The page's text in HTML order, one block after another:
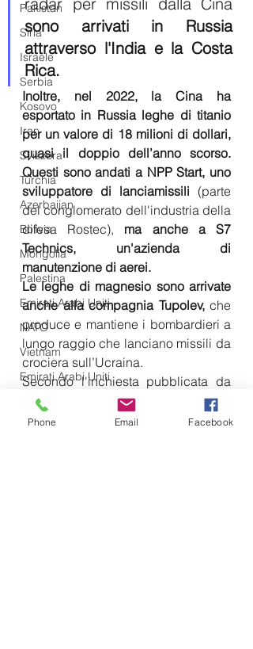
Pakistan
Siria
Israele
Serbia
Kosovo
Iran
Svizzera
Turchia
Azerbaijan
Bolivia
Mongolia
Palestina
Emirati Arabi Uniti
NATO
Vietnam
Emirati Arabi Uniti
Olanda
Iraq
sono arrivati in Russia
attraverso l'India e la Costa
Rica.
Inoltre, nel 2022, la Cina ha
esportato in Russia leghe di titanio
per un valore di 18 milioni di dollari,
quasi il doppio dell’anno scorso.
Questi sono andati a NPP Start, uno
sviluppatore di lanciamissili (parte
del conglomerato dell'industria della
difesa Rostec), ma anche a S7
Technics, un'azienda di
manutenzione di aerei.
Le leghe di magnesio sono arrivate
anche alla compagnia Tupolev, che
produce e mantiene i bombardieri a
lungo raggio che lanciano missili da
crociera sull’Ucraina.
Secondo l'inchiesta pubblicata da
"The Telegraph", le aziende russe
legate alla produzione di veicoli
Phone Email Facebook